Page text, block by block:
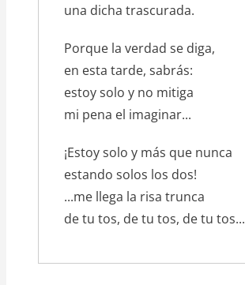
una dicha trascurada.
Porque la verdad se diga,
en esta tarde, sabrás:
estoy solo y no mitiga
mi pena el imaginar...
¡Estoy solo y más que nunca
estando solos los dos!
...me llega la risa trunca
de tu tos, de tu tos, de tu tos...